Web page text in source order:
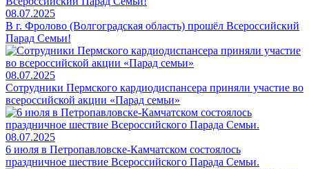
08.07.2025
В г. Фролово (Волгоградская область) прошёл Всероссийский
Парад Семьи!
08.07.2025
Сотрудники Пермского кардиодиспансера приняли участие во
всероссийской акции «Парад семьи»
08.07.2025
6 июля в Петропавловске-Камчатском состоялось
праздничное шествие Всероссийского Парада Семьи.